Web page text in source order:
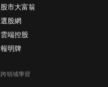
股市大富翁
選股網
雲端控股
報明牌
跨領域學習